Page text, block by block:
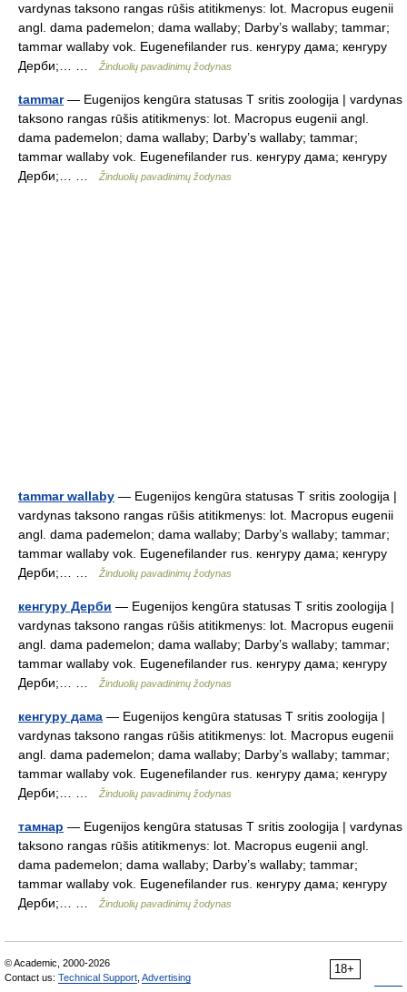
vardynas taksono rangas rūšis atitikmenys: lot. Macropus eugenii
angl. dama pademelon; dama wallaby; Darby’s wallaby; tammar;
tammar wallaby vok. Eugenefilander rus. кенгуру дама; кенгуру
Дерби;… …
Žinduolių pavadinimų žodynas
tammar— Eugenijos kengūra statusas T sritis zoologija | vardynas
taksono rangas rūšis atitikmenys: lot. Macropus eugenii angl.
dama pademelon; dama wallaby; Darby’s wallaby; tammar;
tammar wallaby vok. Eugenefilander rus. кенгуру дама; кенгуру
Дерби;… …
Žinduolių pavadinimų žodynas
tammar wallaby — Eugenijos kengūra statusas T sritis zoologija |
vardynas taksono rangas rūšis atitikmenys: lot. Macropus eugenii
angl. dama pademelon; dama wallaby; Darby’s wallaby; tammar;
tammar wallaby vok. Eugenefilander rus. кенгуру дама; кенгуру
Дерби;… …
Žinduolių pavadinimų žodynas
кенгуру Дерби — Eugenijos kengūra statusas T sritis zoologija |
vardynas taksono rangas rūšis atitikmenys: lot. Macropus eugenii
angl. dama pademelon; dama wallaby; Darby’s wallaby; tammar;
tammar wallaby vok. Eugenefilander rus. кенгуру дама; кенгуру
Дерби;… …
Žinduolių pavadinimų žodynas
кенгуру дама — Eugenijos kengūra statusas T sritis zoologija |
vardynas taksono rangas rūšis atitikmenys: lot. Macropus eugenii
angl. dama pademelon; dama wallaby; Darby’s wallaby; tammar;
tammar wallaby vok. Eugenefilander rus. кенгуру дама; кенгуру
Дерби;… …
Žinduolių pavadinimų žodynas
тамнар — Eugenijos kengūra statusas T sritis zoologija | vardynas
taksono rangas rūšis atitikmenys: lot. Macropus eugenii angl.
dama pademelon; dama wallaby; Darby’s wallaby; tammar;
tammar wallaby vok. Eugenefilander rus. кенгуру дама; кенгуру
Дерби;… …
Žinduolių pavadinimų žodynas
18+
© Academic, 2000-2026
Contact us: Technical Support Advertising